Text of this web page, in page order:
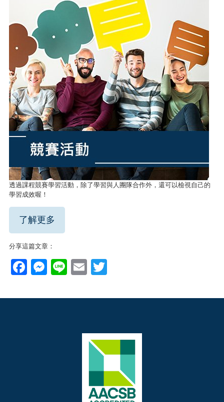
透過課程競賽學習活動，除了學習與人團隊合作外，還可以檢視自己的
學習成效喔！
了解更多
分享這篇文章：
Facebook
Messenger
LineEmail